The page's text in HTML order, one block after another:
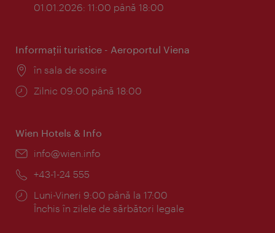
01.01.2026: 11:00 până 18:00
Informaţii turistice - Aeroportul Viena
Locul:
în sala de sosire
Program:
Zilnic 09:00 până 18:00
Wien Hotels & Info
E-
info@wien.info
Telefon:
+43-1-24 555
Program:
Luni-Vineri 9:00 până la 17:00
Închis în zilele de sărbători legale